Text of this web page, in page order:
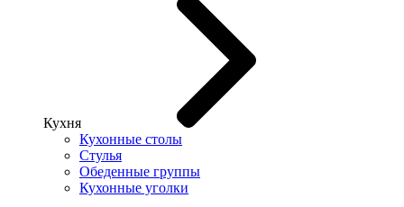
Кухня
Кухонные столы
Стулья
Обеденные группы
Кухонные уголки